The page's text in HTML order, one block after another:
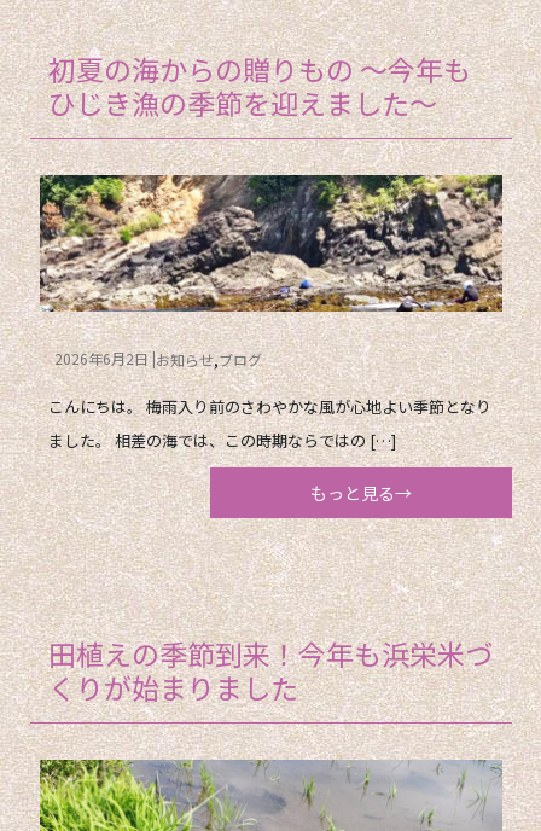
初夏の海からの贈りもの 〜今年も
ひじき漁の季節を迎えました〜
2026年6月2日 お知らせ ブログ
こんにちは。 梅雨入り前のさわやかな風が心地よい季節となり
ました。 相差の海では、この時期ならではの […]
もっと見る→
田植えの季節到来！今年も浜栄米づ
くりが始まりました